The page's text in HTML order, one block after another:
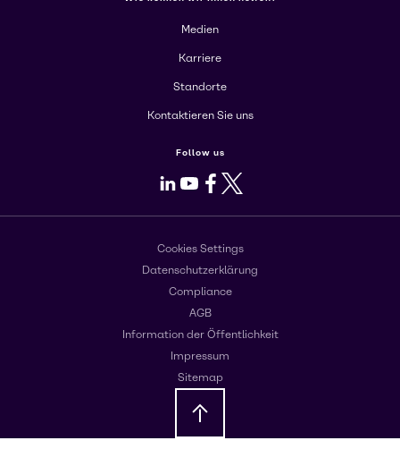
Medien
Karriere
Standorte
Kontaktieren Sie uns
Follow us
LinkedIn
Youtube
Facebook
X
Cookies Settings
Datenschutzerklärung
Compliance
AGB
Information der Öffentlichkeit
Impressum
Sitemap